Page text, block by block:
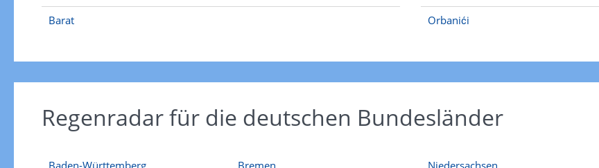
Barat
Orbanići
Regenradar für die deutschen Bundesländer
Baden-Württemberg
Bremen
Niedersachsen